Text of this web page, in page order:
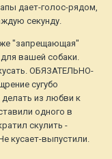
дает-голос-рядом,
секунду.
же "запрещающая"
вашей собаки.
ОБЯЗАТЕЛЬНО-
сугубо
делать из любви к
одного в
скулить -
кусает-выпустили.